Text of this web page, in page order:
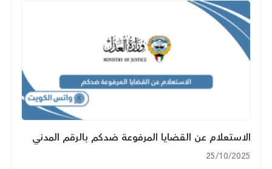
الاستعلام عن القضايا المرفوعة ضدكم بالرقم المدني
25/10/2025